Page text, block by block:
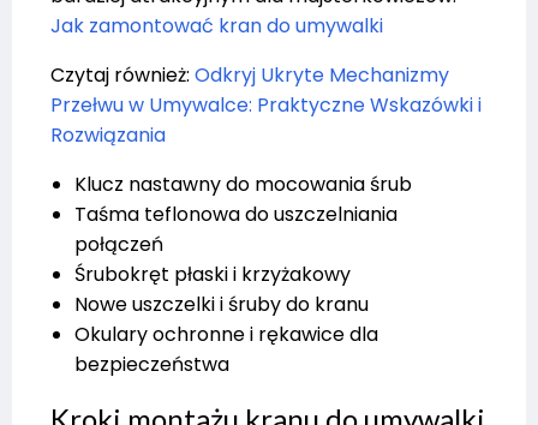
Jak zamontować kran do umywalki
Czytaj również: Odkryj Ukryte Mechanizmy
Przełwu w Umywalce: Praktyczne Wskazówki i
Rozwiązania
Klucz nastawny do mocowania śrub
Taśma teflonowa do uszczelniania
połączeń
Śrubokręt płaski i krzyżakowy
Nowe uszczelki i śruby do kranu
Okulary ochronne i rękawice dla
bezpieczeństwa
Kroki montażu kranu do umywalki